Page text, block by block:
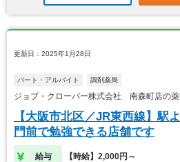
更新日：2025年1月28日
パート・アルバイト 調剤薬局
ジョブ・クローバー株式会社 南森町店の薬
【大阪市北区／JR東西線】
門前で勉強できる店舗です
給与 【時給】2,000円～